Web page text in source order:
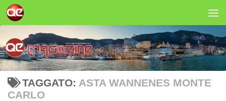
Salta al contenuto
TAGGATO: ASTA WANNENES MONTE
CARLO